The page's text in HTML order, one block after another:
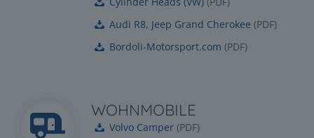
Audi R8, Jeep Grand Cherokee (PDF)
Bordoli-Motorsport.com (PDF)
WOHNMOBILE
Volvo Camper (PDF)